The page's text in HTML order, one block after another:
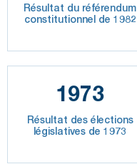
Résultat du référendum
constitutionnel de 1982
1973
Résultat des élections
législatives de 1973